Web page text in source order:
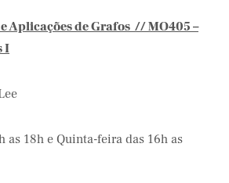
Aplicações de Grafos // MO405 –
I
as 18h e Quinta-feira das 16h as